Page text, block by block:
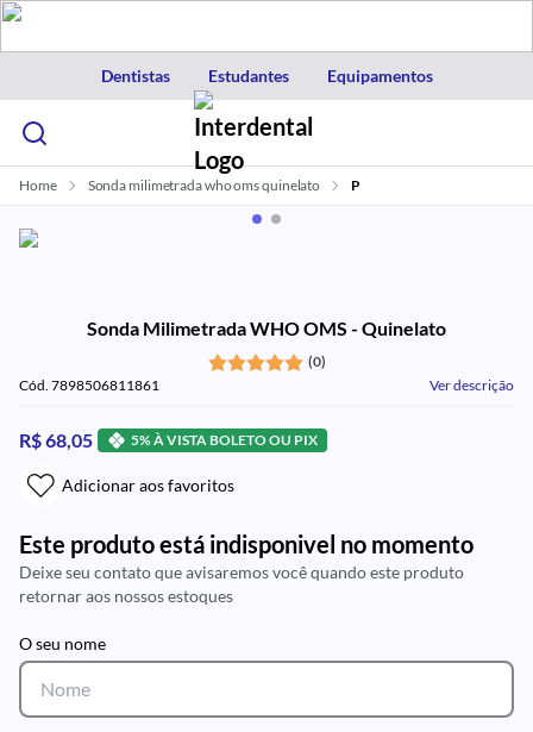
Dentistas Estudantes Equipamentos
Home Sonda milimetrada who oms quinelato P
Sonda Milimetrada WHO OMS - Quinelato
(0)
Cód. 7898506811861
Ver descrição
R$ 68,05 5% À VISTA BOLETO OU PIX
Adicionar aos favoritos
Este produto está indisponivel no momento
Deixe seu contato que avisaremos você quando este produto
retornar aos nossos estoques
O seu nome